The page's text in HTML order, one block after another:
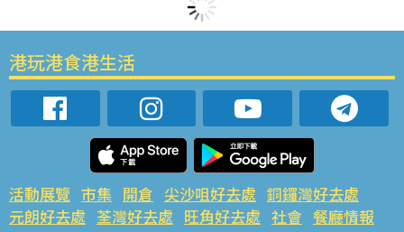
港玩港食港生活
活動展覽 市集 開倉 尖沙咀好去處 銅鑼灣好去處
元朗好去處 荃灣好去處 旺角好去處 社會 餐廳情報